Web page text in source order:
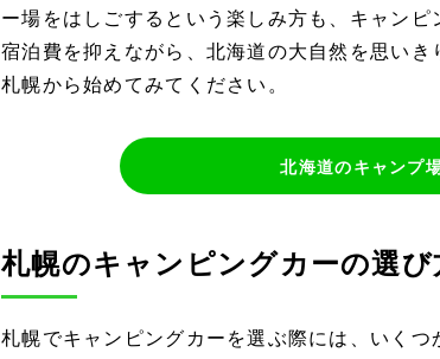
ー場をはしごするという楽しみ方も、キャンピ
宿泊費を抑えながら、北海道の大自然を思い
札幌から始めてみてください。
北海道のキャンプ
札幌のキャンピングカーの選び
札幌でキャンピングカーを選ぶ際には、いく